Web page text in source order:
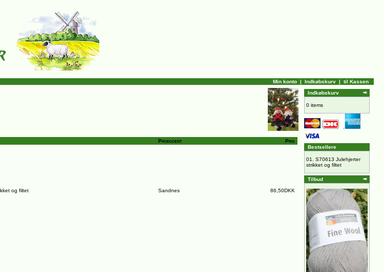
Min konto | Indkøbskurv | til Kassen
Producent Pris
og filtet Sandnes 86,50DKK
Indkøbskurv
0 items
Bestsellere
01. S70613 Julehjerter
strikket og filtet
Tilbud